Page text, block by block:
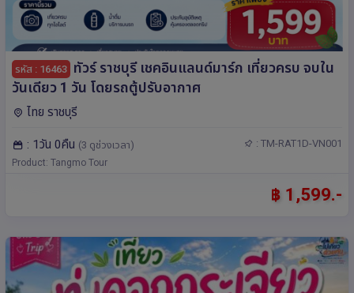
รหัส : 16463 ทัวร์ ราชบุรี เชคอินแลนด์มาร์ก เที่ยวครบ จบใน
วันเดียว 1 วัน โดยรถตู้ปรับอากาศ
ไทย ราชบุรี
: 1วัน 0คืน (3 ดูช่วงเวลา) : TM-RAT1D-VN001
Product: Tangmo Tour
฿ 1,599.-